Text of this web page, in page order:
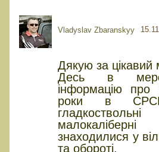
Vladyslav Zbaranskyy
Дякую за цікавий
Десь в
інформацію
роки в СРСР
знаходилися у
та обороті.